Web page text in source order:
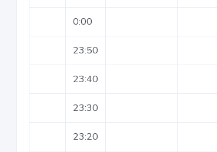
0:00
23:50
23:40
23:30
23:20